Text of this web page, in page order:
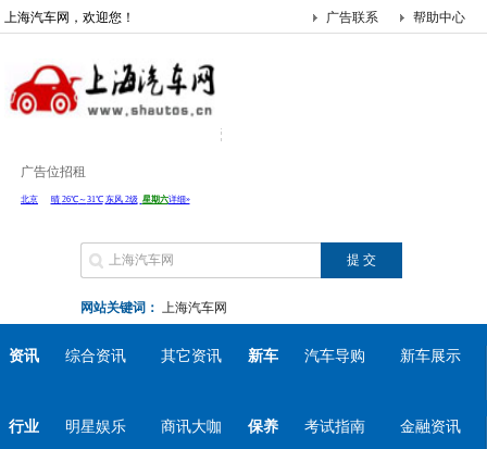
上海汽车网，欢迎您！ 帮助中心
广告联系
广告位招租
网站关键词： 上海汽车网
资讯 综合资讯 其它资讯 新车 汽车导购 新车展示
行业 明星娱乐 商讯大咖 保养 考试指南 金融资讯